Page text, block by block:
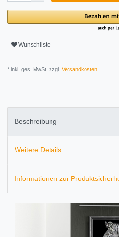
Wunschliste
* inkl. ges. MwSt. zzgl. Versandkosten
Beschreibung
Weitere Details
Informationen zur